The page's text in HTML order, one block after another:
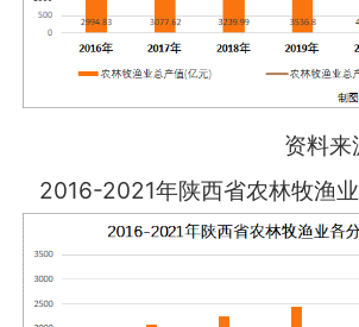
资料来
2016-2021年陕西省农林牧渔